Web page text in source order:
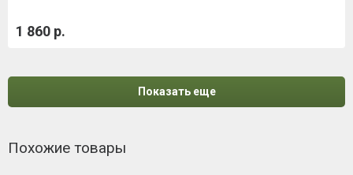
1 860 р.
Показать еще
Похожие товары